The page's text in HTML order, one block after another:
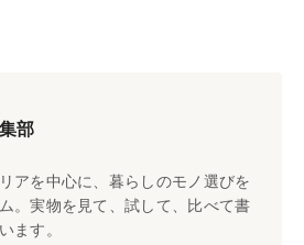
部
アを中心に、暮らしのモノ選びを
。実物を見て、試して、比べて書
ます。